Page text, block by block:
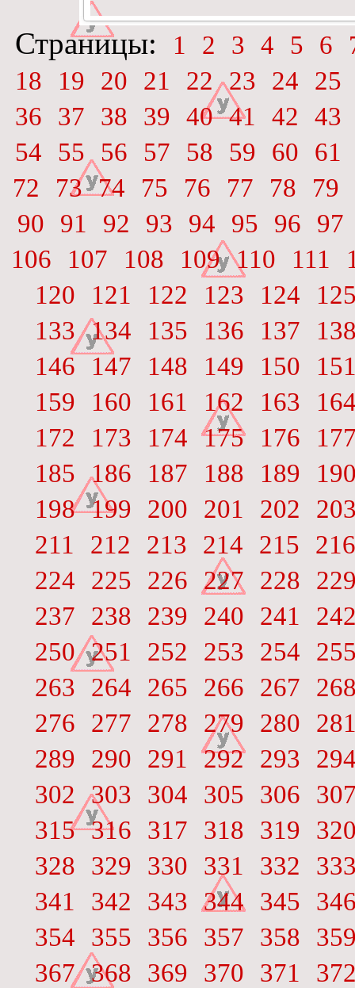
Страницы: 1 2 3 4 5 6
18
19 20 21 22 23 24
25
36
37 38 39 40 41 42
43
54
55 56 57 58 59 60
61
72
73 74 75 76 77 78
79
90
91 92 93 94 95 96
97
106
107 108 109 110 111
120
121 122 123 124
133 134 135 136 137
146
147 148 149 150
159
160 161 162 163
172
173 174 175 176
185 186 187 188 189
198 199 200 201 202
211
212 213 214 215
216
224
225 226 227 228
237
238 239 240 241
250 251 252 253 254
263
264 265 266 267
276
277 278 279 280
289
290 291 292 293
302
303 304 305 306
315 316 317 318 319
328
329 330 331 332
341
342 343 344 345
354
355 356 357 358
367 368 369 370 371